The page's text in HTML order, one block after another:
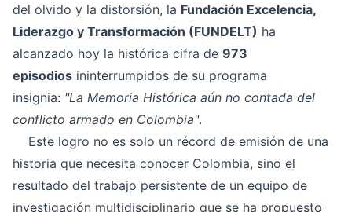
del olvido y la distorsión, la Fundación Excelencia,
Liderazgo y Transformación (FUNDELT) ha
alcanzado hoy la histórica cifra de 973
episodios ininterrumpidos de su programa
insignia: "La Memoria Histórica aún no contada del
conflicto armado en Colombia".
Este logro no es solo un récord de emisión de una
historia que necesita conocer Colombia, sino el
resultado del trabajo persistente de un equipo de
investigación multidisciplinario que se ha propuesto